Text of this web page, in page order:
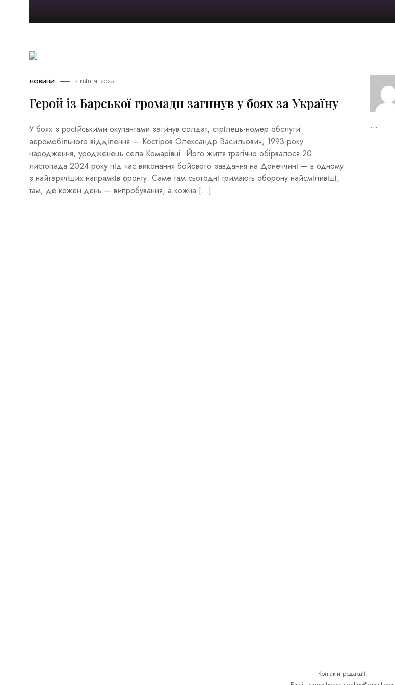
НОВИНИ 7 КВІТНЯ, 2025
Герой із Барської громади загинув у боях за Україну
У боях з російськими окупантами загинув солдат, стрілець-номер обслуги
аеромобільного відділення — Костіров Олександр Васильович, 1993 року
народження, уродженець села Комарівці. Його життя трагічно обірвалося 20
листопада 2024 року під час виконання бойового завдання на Донеччині — в одному
з найгарячіших напрямків фронту. Саме там сьогодні тримають оборону найсміливіші,
там, де кожен день — випробування, а кожна […]
...
Контакти редакції: